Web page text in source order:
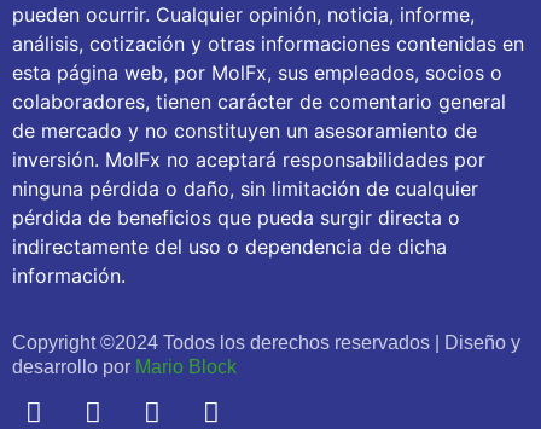
pueden ocurrir. Cualquier opinión, noticia, informe,
análisis, cotización y otras informaciones contenidas en
esta página web, por MolFx, sus empleados, socios o
colaboradores, tienen carácter de comentario general
de mercado y no constituyen un asesoramiento de
inversión. MolFx no aceptará responsabilidades por
ninguna pérdida o daño, sin limitación de cualquier
pérdida de beneficios que pueda surgir directa o
indirectamente del uso o dependencia de dicha
información.
Copyright ©2024 Todos los derechos reservados | Diseño y
desarrollo por Mario Block